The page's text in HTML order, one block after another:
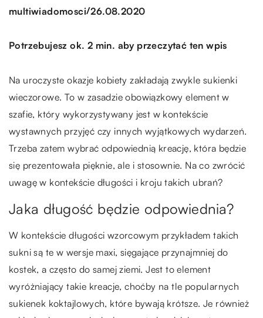
multiwiadomosci/26.08.2020
Potrzebujesz ok. 2 min. aby przeczytać ten wpis
Na uroczyste okazje kobiety zakładają zwykle sukienki
wieczorowe. To w zasadzie obowiązkowy element w
szafie, który wykorzystywany jest w kontekście
wystawnych przyjęć czy innych wyjątkowych wydarzeń.
Trzeba zatem wybrać odpowiednią kreację, która będzie
się prezentowała pięknie, ale i stosownie. Na co zwrócić
uwagę w kontekście długości i kroju takich ubrań?
Jaka długość będzie odpowiednia?
W kontekście długości wzorcowym przykładem takich
sukni są te w wersje maxi, sięgające przynajmniej do
kostek, a często do samej ziemi. Jest to element
wyróżniający takie kreacje, choćby na tle popularnych
sukienek koktajlowych, które bywają krótsze. Je również